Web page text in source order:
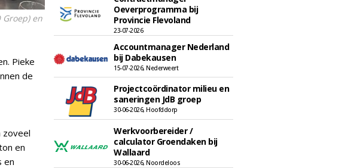
en
Pieke
de
zoveel
en
en
Oeverprogramma bij
Provincie Flevoland
23-07-2026
Accountmanager Nederland
bij Dabekausen
15-07-2026, Nederweert
Projectcoördinator milieu en
saneringen JdB groep
30-06-2026, Hoofddorp
Werkvoorbereider /
calculator Groendaken bij
Wallaard
30-06-2026, Noordeloos